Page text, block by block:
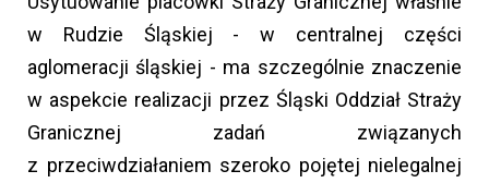
w Rudzie Śląskiej - w centralnej części
aglomeracji śląskiej - ma szczególnie znaczenie
w aspekcie realizacji przez Śląski Oddział Straży
Granicznej zadań związanych
z przeciwdziałaniem szeroko pojętej nielegalnej